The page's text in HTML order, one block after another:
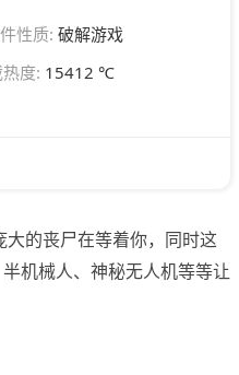
性质: 破解游戏
度: 15412 ℃
的丧尸在等着你，同时这
机械人、神秘无人机等等让